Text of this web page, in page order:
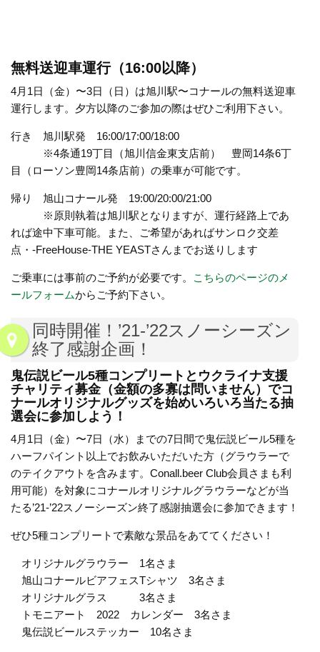
無料送迎車運行（16:00以降）
4月1日（金）〜3日（日）は旭川駅〜コナールの無料送迎車
運行します。夕方以降のご参加の際はぜひご利用下さい。
行き 旭川駅発 16:00/17:00/18:00
※4条通19丁目（旭川信金東支店前） 豊岡14条6丁
目（ローソン豊岡14条店前）の乗車が可能です。
帰り 旭山コナール発 19:00/20:00/21:00
※原則執着は旭川駅となりますが、運行経路上であ
れば途中下車可能。また、ご希望があればサンロク交差
点・-FreeHouse-THE YEASTさんまでお送りします
ご乗車には事前のご予約が必要です。
こちらのページのメ
ールフォームからご予約下さい。
同時開催！’21-’22スノーシーズン
終了感謝企画！
鬼伝説ビール5種コンプリートとウクライナ支援
チャリティ募金（金額の多寡は問いません）でコ
ナールオリジナルグッズを始めいろいろ当たる抽
選会に参加しよう！
4月1日（金）〜7日（水）までの7日間で鬼伝説ビール5種を
ハーフパイント以上でお飲みいただいた方（グラウラーで
のテイクアウトを含みます。Conall.beer Club会員さまも利
用可能）を対象にコナールオリジナルグラウラーなどが当
たる’21-’22スノーシーズン終了感謝抽選会に参加できます！
ぜひ5種コンプリートで素敵な景品をあててください！
オリジナルグラウラー 1名さま
旭山コナールビアフェスTシャツ 3名さま
オリジナルグラス 3名さま
トモニアート 2022 カレンダー 3名さま
鬼伝説ビールステッカー 10名さま